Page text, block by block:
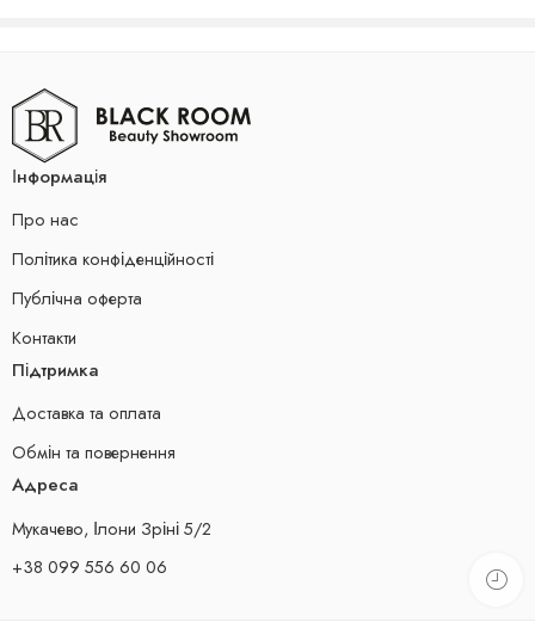
Інформація
Про нас
Політика конфіденційності
Публічна оферта
Контакти
Підтримка
Доставка та оплата
Обмін та повернення
Адреса
Мукачево, Ілони Зріні 5/2
+38 099 556 60 06